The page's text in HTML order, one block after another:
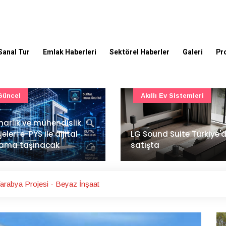
Tur Emlak Haberleri Sektörel Haberler Galeri
Suite Türkiye'de
Ev Sistemleri
İstanbul Havalimanı'nın
ana pistinde sona doğru
Ulaşım
Projesi - Beyaz İnşaat